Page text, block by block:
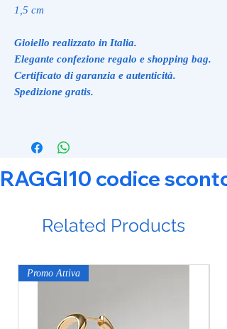
1,5 cm
Gioiello realizzato in Italia.
Elegante confezione regalo e shopping bag.
Certificato di garanzia e autenticità.
Spedizione gratis.
RAGGI10 codice
Related Products
Promo Attiva